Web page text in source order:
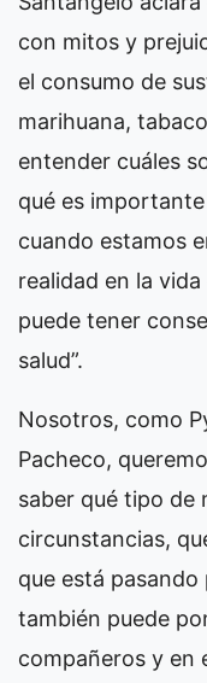
con mitos y
el consumo de
marihuana,
entender cuáles
qué es
cuando estamos
realidad en la
puede tener
salud”.
Nosotros, como
Pacheco,
saber qué tipo de
circunstancias,
que está
también puede
compañeros y en